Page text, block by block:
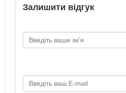
Залишити відгук